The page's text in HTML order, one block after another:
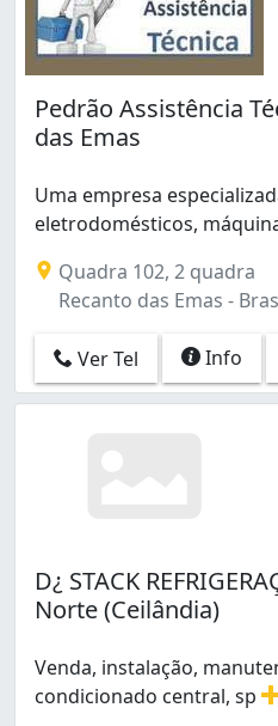
Pedrão Assistência
das Emas
Uma empresa
eletrodomésticos,
Quadra 102, 2 quadra
Recanto das Emas -
Ver Tel Info
D¿ STACK
Norte (Ceilândia)
Venda, instalação,
condicionado central, sp